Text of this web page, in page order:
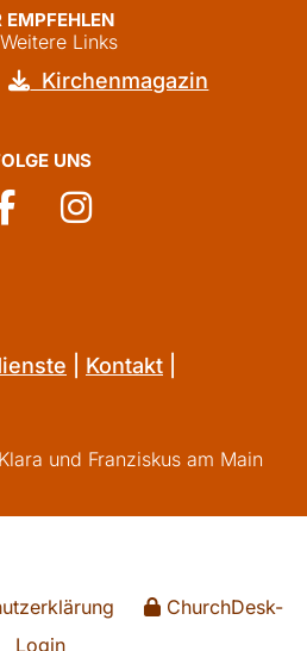
EMPFEHLEN
Weitere Links
 Kirchenmagazin
UNS
Kontakt
und Franziskus am Main
ChurchDesk-
Login